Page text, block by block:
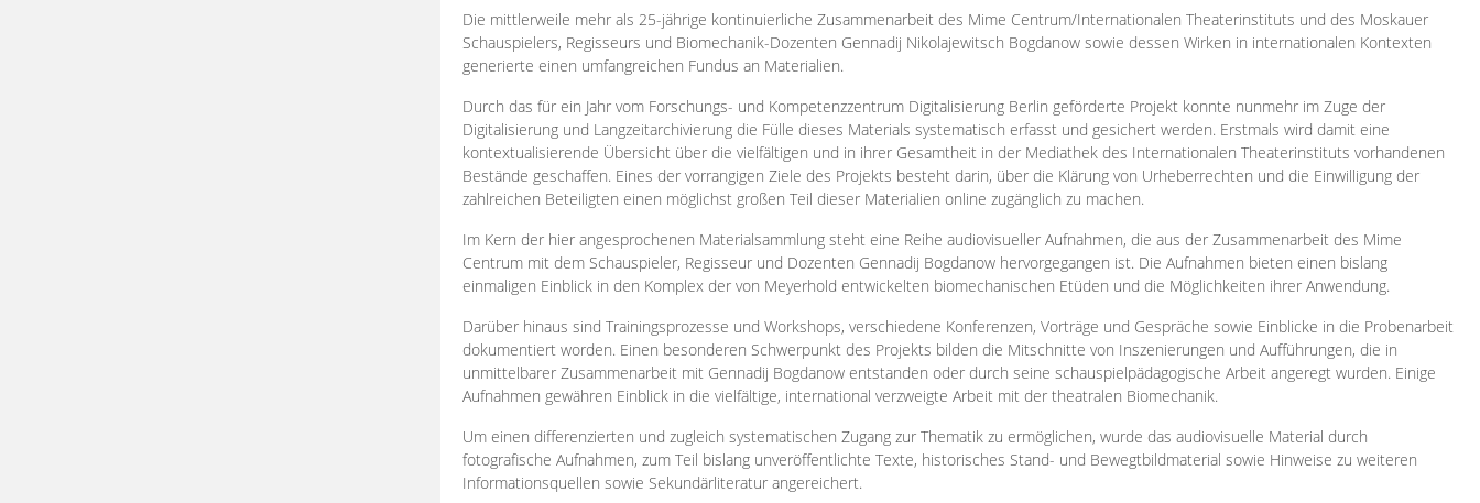
Die mittlerweile mehr als 25-jährige kontinuierliche Zusammenarbeit des Mime Centrum/Internationalen Theaterinstituts und des Moskauer
Schauspielers, Regisseurs und Biomechanik-Dozenten Gennadij Nikolajewitsch Bogdanow sowie dessen Wirken in internationalen Kontexten
generierte einen umfangreichen Fundus an Materialien.
Durch das für ein Jahr vom Forschungs- und Kompetenzzentrum Digitalisierung Berlin geförderte Projekt konnte nunmehr im Zuge der
Digitalisierung und Langzeitarchivierung die Fülle dieses Materials systematisch erfasst und gesichert werden. Erstmals wird damit eine
kontextualisierende Übersicht über die vielfältigen und in ihrer Gesamtheit in der Mediathek des Internationalen Theaterinstituts vorhandenen
Bestände geschaffen. Eines der vorrangigen Ziele des Projekts besteht darin, über die Klärung von Urheberrechten und die Einwilligung der
zahlreichen Beteiligten einen möglichst großen Teil dieser Materialien online zugänglich zu machen.
Im Kern der hier angesprochenen Materialsammlung steht eine Reihe audiovisueller Aufnahmen, die aus der Zusammenarbeit des Mime
Centrum mit dem Schauspieler, Regisseur und Dozenten Gennadij Bogdanow hervorgegangen ist. Die Aufnahmen bieten einen bislang
einmaligen Einblick in den Komplex der von Meyerhold entwickelten biomechanischen Etüden und die Möglichkeiten ihrer Anwendung.
Darüber hinaus sind Trainingsprozesse und Workshops, verschiedene Konferenzen, Vorträge und Gespräche sowie Einblicke in die Probenarbeit
dokumentiert worden. Einen besonderen Schwerpunkt des Projekts bilden die Mitschnitte von Inszenierungen und Aufführungen, die in
unmittelbarer Zusammenarbeit mit Gennadij Bogdanow entstanden oder durch seine schauspielpädagogische Arbeit angeregt wurden. Einige
Aufnahmen gewähren Einblick in die vielfältige, international verzweigte Arbeit mit der theatralen Biomechanik.
Um einen differenzierten und zugleich systematischen Zugang zur Thematik zu ermöglichen, wurde das audiovisuelle Material durch
fotografische Aufnahmen, zum Teil bislang unveröffentlichte Texte, historisches Stand- und Bewegtbildmaterial sowie Hinweise zu weiteren
Informationsquellen sowie Sekundärliteratur angereichert.